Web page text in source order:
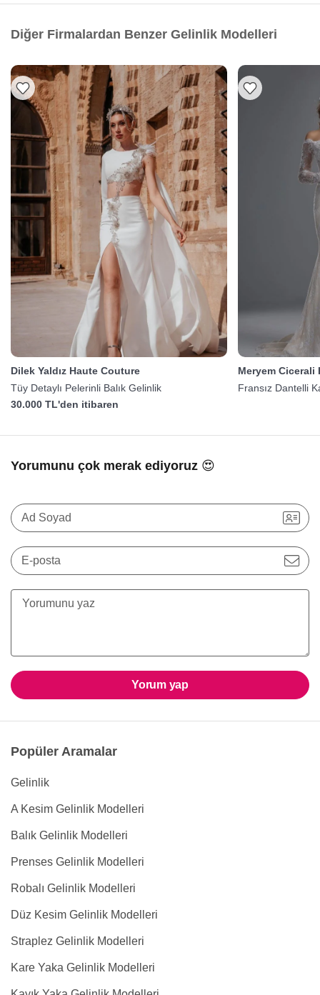
Diğer Firmalardan Benzer Gelinlik Modelleri
Dilek Yaldız Haute Couture
Tüy Detaylı Pelerinli Balık Gelinlik
30.000 TL'den itibaren
Meryem Cicerali
Fransız Dantelli
Yorumunu çok merak ediyoruz 😍
Ad Soyad
E-posta
Yorum yap
Popüler Aramalar
Gelinlik
A Kesim Gelinlik Modelleri
Balık Gelinlik Modelleri
Prenses Gelinlik Modelleri
Robalı Gelinlik Modelleri
Düz Kesim Gelinlik Modelleri
Straplez Gelinlik Modelleri
Kare Yaka Gelinlik Modelleri